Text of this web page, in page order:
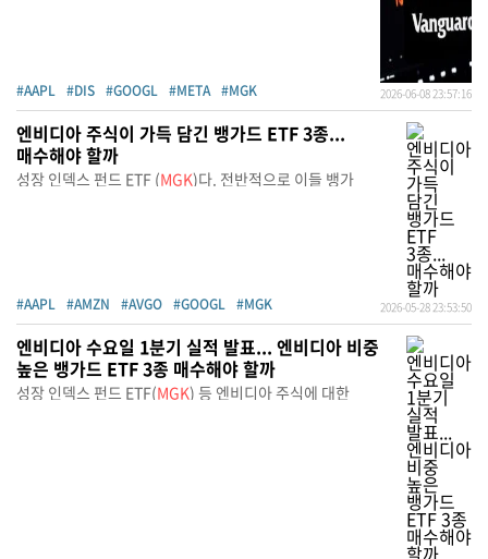
#AAPL #DIS #GOOGL #META #MGK 2026-06-08 23:57:16
엔비디아 주식이 가득 담긴 뱅가드 ETF 3종...
매수해야 할까
성장 인덱스 펀드 ETF (MGK)다. 전반적으로 이들 뱅가
#AAPL #AMZN #AVGO #GOOGL #MGK 2026-05-28 23:53:50
엔비디아 수요일 1분기 실적 발표... 엔비디아 비중
높은 뱅가드 ETF 3종 매수해야 할까
성장 인덱스 펀드 ETF(MGK) 등 엔비디아 주식에 대한